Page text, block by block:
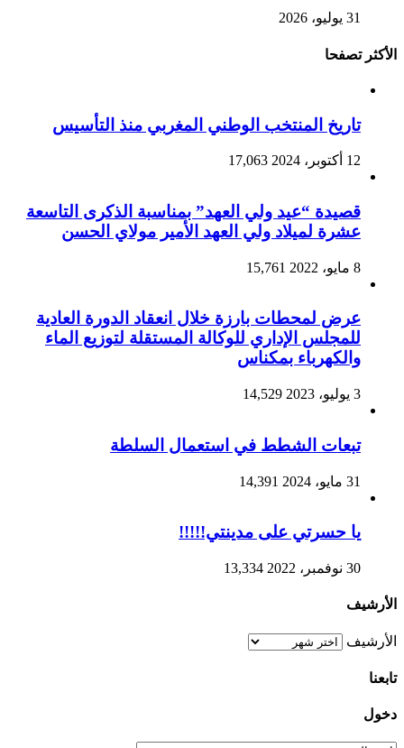
31 يوليو، 2026
الأكثر تصفحا
تاريخ المنتخب الوطني المغربي منذ التأسيس
12 أكتوبر، 2024 17,063
قصيدة “عيد ولي العهد” بمناسبة الذكرى التاسعة
عشرة لميلاد ولي العهد الأمير مولاي الحسن
8 مايو، 2022 15,761
عرض لمحطات بارزة خلال انعقاد الدورة العادية
للمجلس الإداري للوكالة المستقلة لتوزيع الماء
والكهرباء بمكناس
3 يوليو، 2023 14,529
تبعات الشطط في استعمال السلطة
31 مايو، 2024 14,391
يا حسرتي على مدينتي!!!!!
30 نوفمبر، 2022 13,334
الأرشيف
الأرشيف
تابعنا
دخول